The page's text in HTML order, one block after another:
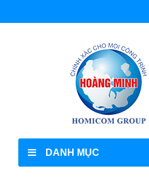
DANH MỤC